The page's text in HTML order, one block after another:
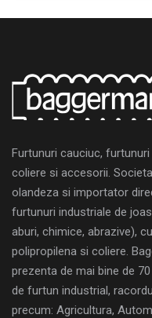
Furtunuri cauciuc,
coliere si accesorii.
olandeza si importator
furtunuri industriale de
aburi, chimice, abrazive),
polipropilena si coliere.
prezenta de mai bine de
de furtun industrial,
precum: Agricultura,